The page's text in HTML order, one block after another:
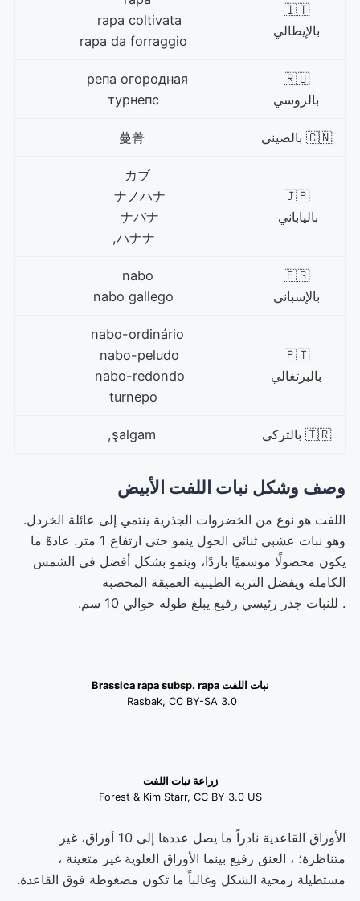
🇮🇹
بالإيطالي
rapa coltivata
rapa da forraggio
🇷🇺
بالروسي
турнепс
🇨🇳 بالصيني 蔓菁
🇯🇵
بالياباني
ナノハナ
ナバナ
ハナナ,
🇪🇸
بالإسباني
nabo gallego
🇵🇹
بالبرتغالي
nabo-peludo
nabo-redondo
turnepo
🇹🇷 بالتركي
وصف وشكل نبات اللفت الأبيض
اللفت هو نوع من الخضروات الجذرية ينتمي إلى عائلة الخردل.
وهو نبات عشبي ثنائي الحول ينمو حتى ارتفاع 1 متر. عادةً ما
يكون محصولًا موسميًا باردًا، وينمو بشكل أفضل في الشمس
الكاملة ويفضل التربة الطينية العميقة المخصبة
. للنبات جذر رئيسي رفيع يبلغ طوله حوالي 10 سم.
نبات اللفت Brassica rapa subsp. rapa
Rasbak, CC BY-SA 3.0
زراعة نبات اللفت
Forest & Kim Starr, CC BY 3.0 US
الأوراق القاعدية نادراً ما يصل عددها إلى 10 أوراق، غير
متناظرة؛ ، العنق رفيع بينما الأوراق العلوية غير متعينة ،
مستطيلة رمحية الشكل وغالباً ما تكون مضغوطة فوق القاعدة.